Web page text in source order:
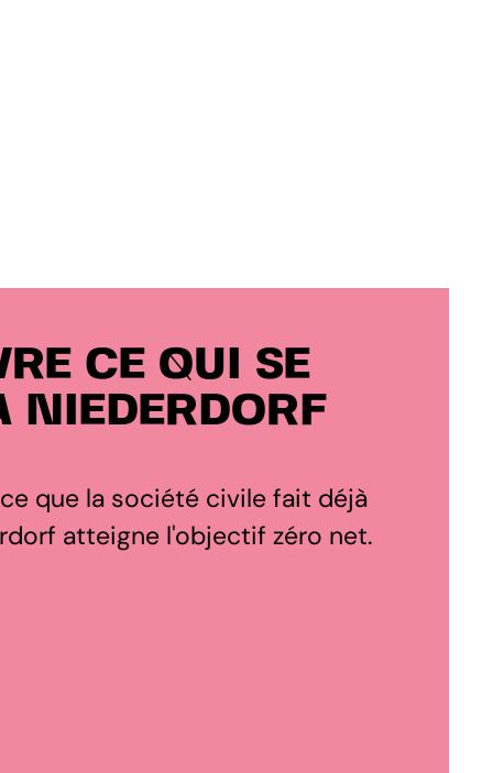
CE QUI SE
NIEDERDORF
que la société civile fait déjà
atteigne l'objectif zéro net.